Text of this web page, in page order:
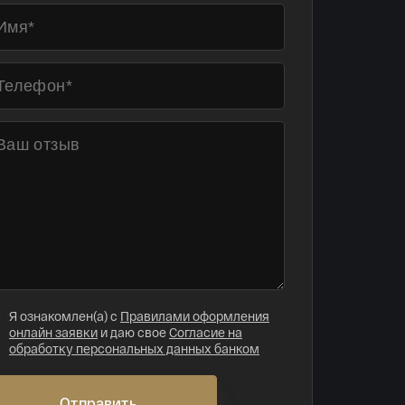
Я ознакомлен(а) с Правилами оформления
онлайн заявки и даю своеСогласие на
обработку персональных данных банком